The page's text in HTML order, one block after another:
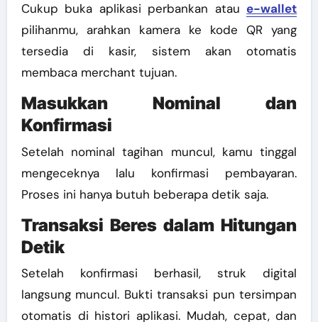
Cukup buka aplikasi perbankan atau e-wallet
pilihanmu, arahkan kamera ke kode QR yang
tersedia di kasir, sistem akan otomatis
membaca merchant tujuan.
Masukkan Nominal dan
Konfirmasi
Setelah nominal tagihan muncul, kamu tinggal
mengeceknya lalu konfirmasi pembayaran.
Proses ini hanya butuh beberapa detik saja.
Transaksi Beres dalam Hitungan
Detik
Setelah konfirmasi berhasil, struk digital
langsung muncul. Bukti transaksi pun tersimpan
otomatis di histori aplikasi. Mudah, cepat, dan